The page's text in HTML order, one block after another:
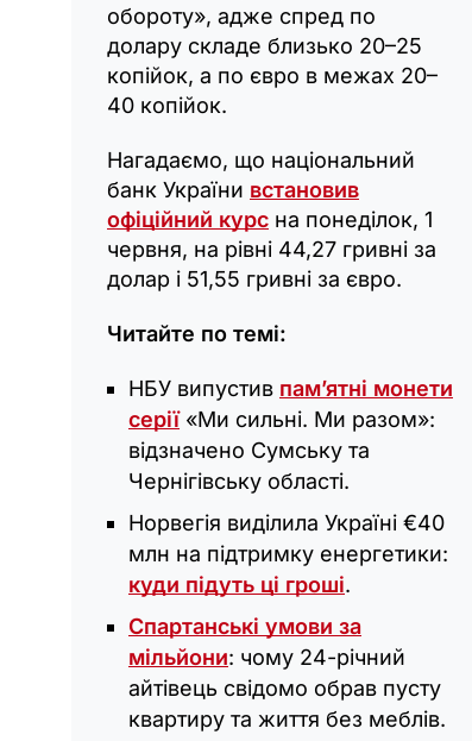
обороту», адже спред по
долару складе близько 20–25
копійок, а по євро в межах 20–
40 копійок.
Нагадаємо, що національний
банк України встановив
офіційний курс на понеділок, 1
червня, на рівні 44,27 гривні за
долар і 51,55 гривні за євро.
Читайте по темі:
НБУ випустив пам’ятні монети
серії«Ми сильні. Ми разом»:
відзначено Сумську та
Чернігівську області.
Норвегія виділила Україні €40
млн на підтримку енергетики:
куди підуть ці гроші.
Спартанські умови за
мільйони: чому 24-річний
айтівець свідомо обрав пусту
квартиру та життя без меблів.